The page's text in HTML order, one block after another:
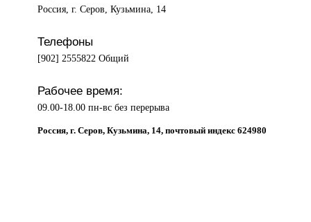
Россия, г. Серов, Кузьмина, 14
Телефоны
[902] 2555822 Общий
Рабочее время:
09.00-18.00 пн-вс без перерыва
Россия, г. Серов, Кузьмина, 14, почтовый индекс 624980